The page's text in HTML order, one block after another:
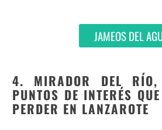
JAMEOS DEL
4. MIRADOR DEL
PUNTOS DE INTERÉS
PERDER EN LANZAROTE